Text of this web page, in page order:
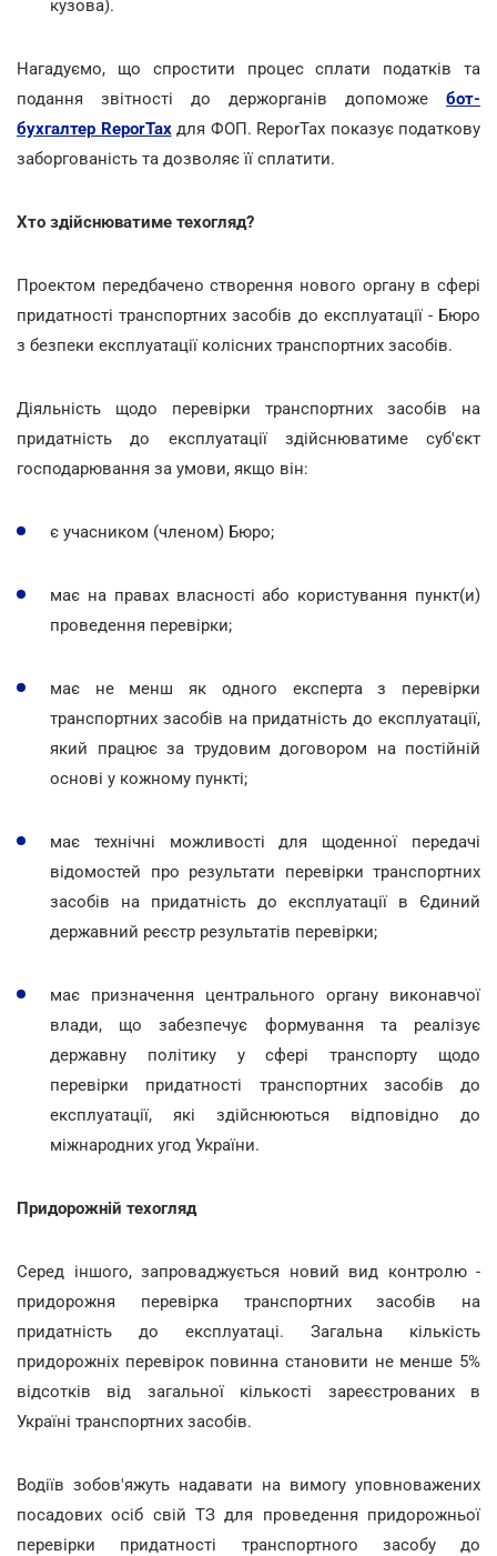
кузова).
Нагадуємо, що спростити процес сплати податків та
подання звітності до держорганів допоможе бот-
бухгалтер ReporTaxдля ФОП. ReporTax показує податкову
заборгованість та дозволяє її cплатити.
Хто здійснюватиме техогляд?
Проектом передбачено створення нового органу в сфері
придатності транспортних засобів до експлуатації - Бюро
з безпеки експлуатації колісних транспортних засобів.
Діяльність щодо перевірки транспортних засобів на
придатність до експлуатації здійснюватиме суб'єкт
господарювання за умови, якщо він:
є учасником (членом) Бюро;
має на правах власності або користування пункт(и)
проведення перевірки;
має не менш як одного експерта з перевірки
транспортних засобів на придатність до експлуатації,
який працює за трудовим договором на постійній
основі у кожному пункті;
має технічні можливості для щоденної передачі
відомостей про результати перевірки транспортних
засобів на придатність до експлуатації в Єдиний
державний реєстр результатів перевірки;
має призначення центрального органу виконавчої
влади, що забезпечує формування та реалізує
державну політику у сфері транспорту щодо
перевірки придатності транспортних засобів до
експлуатації, які здійснюються відповідно до
міжнародних угод України.
Придорожній техогляд
Серед іншого, запроваджується новий вид контролю -
придорожня перевірка транспортних засобів на
придатність до експлуатаці. Загальна кількість
придорожніх перевірок повинна становити не менше 5%
відсотків від загальної кількості зареєстрованих в
Україні транспортних засобів.
Водіїв зобов'яжуть надавати на вимогу уповноважених
посадових осіб свій ТЗ для проведення придорожньої
перевірки придатності транспортного засобу до